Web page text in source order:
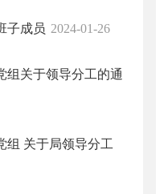
子成员 2024-01-26
组关于领导分工的通
组 关于局领导分工